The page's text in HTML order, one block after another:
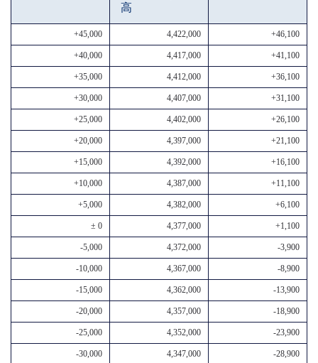
高
+45,000 4,422,000 +46,100
+40,000 4,417,000 +41,100
+35,000 4,412,000 +36,100
+30,000 4,407,000 +31,100
+25,000 4,402,000 +26,100
+20,000 4,397,000 +21,100
+15,000 4,392,000 +16,100
+10,000 4,387,000 +11,100
+5,000 4,382,000 +6,100
± 0 4,377,000 +1,100
-5,000 4,372,000 -3,900
-10,000 4,367,000 -8,900
-15,000 4,362,000 -13,900
-20,000 4,357,000 -18,900
-25,000 4,352,000 -23,900
-30,000 4,347,000 -28,900